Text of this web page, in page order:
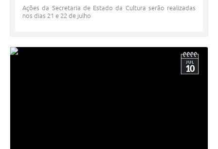
Ações da Secretaria de Estado da Cultura serão realizadas
nos dias 21 e 22 de julho
JUL
10